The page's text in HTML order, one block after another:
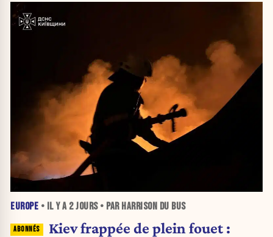
EUROPE • IL Y A 2 JOURS• PAR HARRISON DU BUS
Kiev frappée de plein fouet :